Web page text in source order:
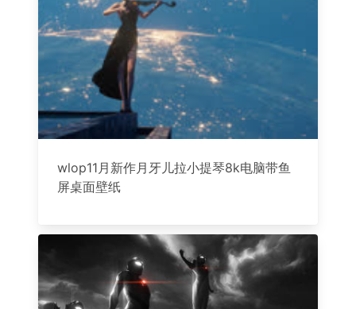
wlop11月新作月牙儿拉小提琴8k电脑带鱼
屏桌面壁纸